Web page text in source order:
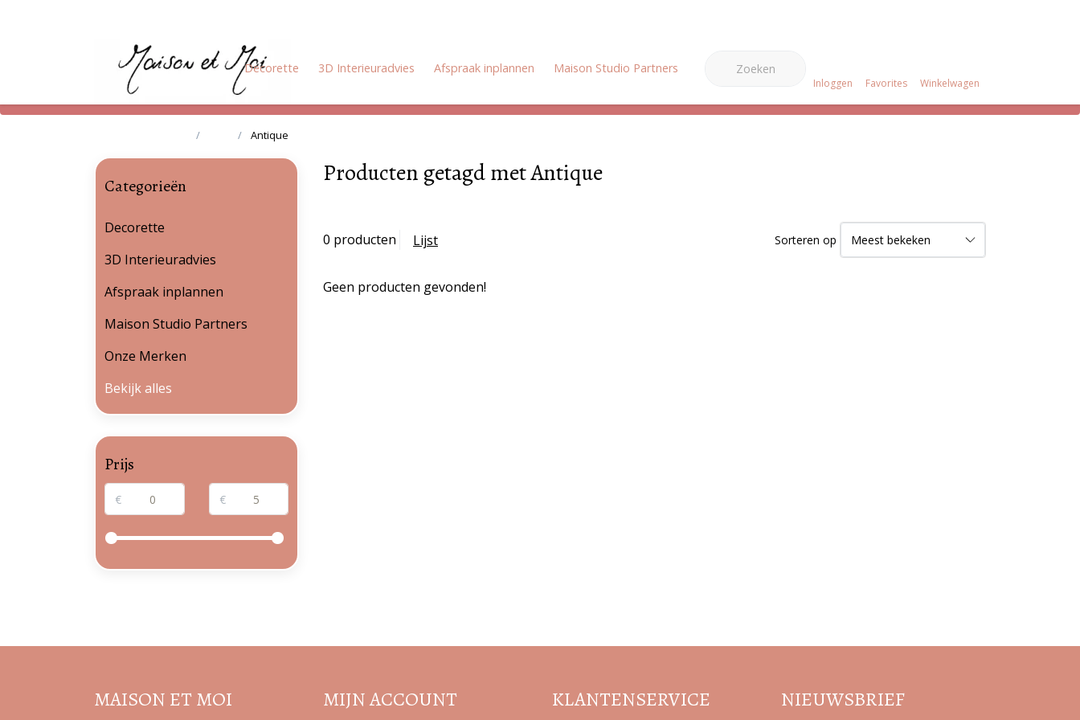
Decorette 3D Interieuradvies Afspraak inplannen Maison Studio Partners Onze Merken
Inloggen Favorites Winkelwagen
Antique
Producten getagd met Antique
0 producten Lijst Sorteren op
Geen producten gevonden!
Categorieën
Decorette
3D Interieuradvies
Afspraak inplannen
Maison Studio Partners
Onze Merken
Bekijk alles
Prijs
€ €
Volg de nieuwste trends en acties
MAISON ET MOI MIJN ACCOUNT KLANTENSERVICE NIEUWSBRIEF